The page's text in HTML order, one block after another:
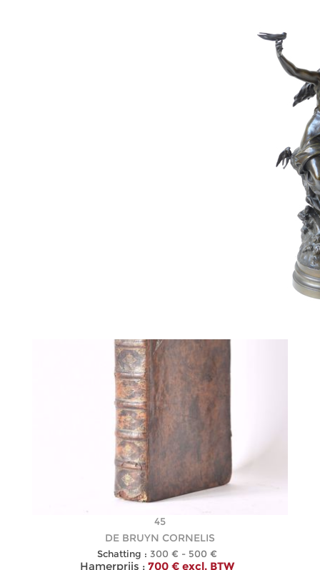
45
DE BRUYN CORNELIS
Schatting : 300 € - 500 €
Hamerprijs : 700 € excl. BTW